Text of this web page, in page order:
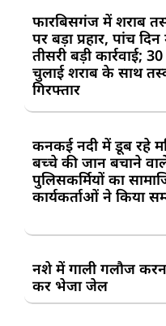
फारबिसगंज में शराब
पर बड़ा प्रहार, पांच
तीसरी बड़ी कार्रवाई;
चुलाई शराब के साथ
गिरफ्तार
कनकई नदी में डूब रहे
बच्चे की जान बचाने
पुलिसकर्मियों का
कार्यकर्ताओं ने किया
नशे में गाली गलौज
कर भेजा जेल